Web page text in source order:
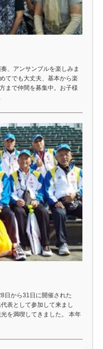
、アンサンブルを楽しみま
てでも大丈夫、基本から楽
まで仲間を募集中。お子様
日から31日に開催された
表として参加して来まし
を満喫してきました。 本年